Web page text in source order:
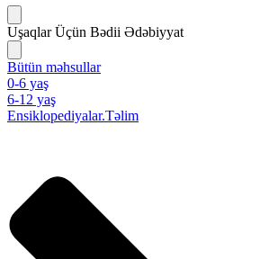
Uşaqlar Üçün Bədii Ədəbiyyat
Bütün məhsullar
0-6 yaş
6-12 yaş
Ensiklopediyalar.Təlim